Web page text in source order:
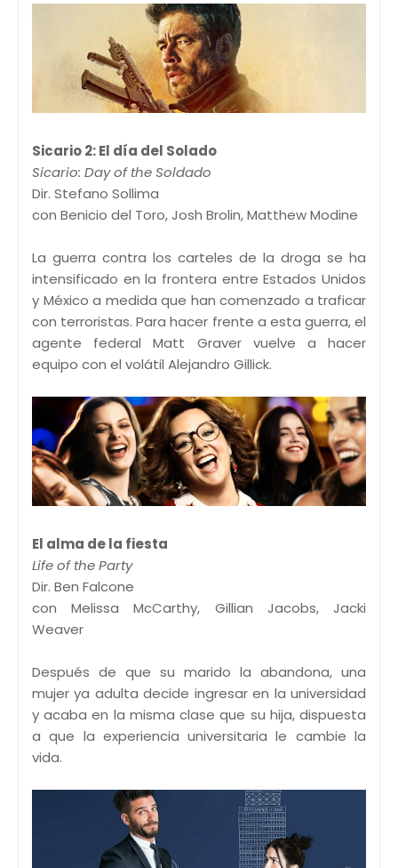
Sicario 2: El día del Solado
Sicario: Day of the Soldado
Dir. Stefano Sollima
con Benicio del Toro, Josh Brolin, Matthew Modine
La guerra contra los carteles de la droga se ha
intensificado en la frontera entre Estados Unidos
y México a medida que han comenzado a traficar
con terroristas. Para hacer frente a esta guerra, el
agente federal Matt Graver vuelve a hacer
equipo con el volátil Alejandro Gillick.
El alma de la fiesta
Life of the Party
Dir. Ben Falcone
con Melissa McCarthy, Gillian Jacobs, Jacki
Weaver
Después de que su marido la abandona, una
mujer ya adulta decide ingresar en la universidad
y acaba en la misma clase que su hija, dispuesta
a que la experiencia universitaria le cambie la
vida.